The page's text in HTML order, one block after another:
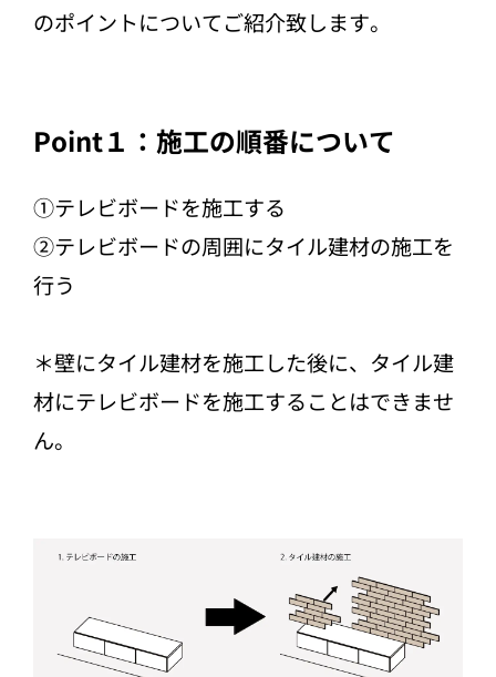
のポイントについてご紹介致します。
Point１：施工の順番について
①テレビボードを施工する
②テレビボードの周囲にタイル建材の施工を
行う
＊壁にタイル建材を施工した後に、タイル建
材にテレビボードを施工することはできませ
ん。